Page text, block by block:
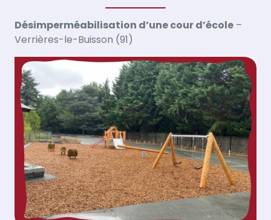
Désimperméabilisation d’une cour d’école –
Verrières-le-Buisson (91)